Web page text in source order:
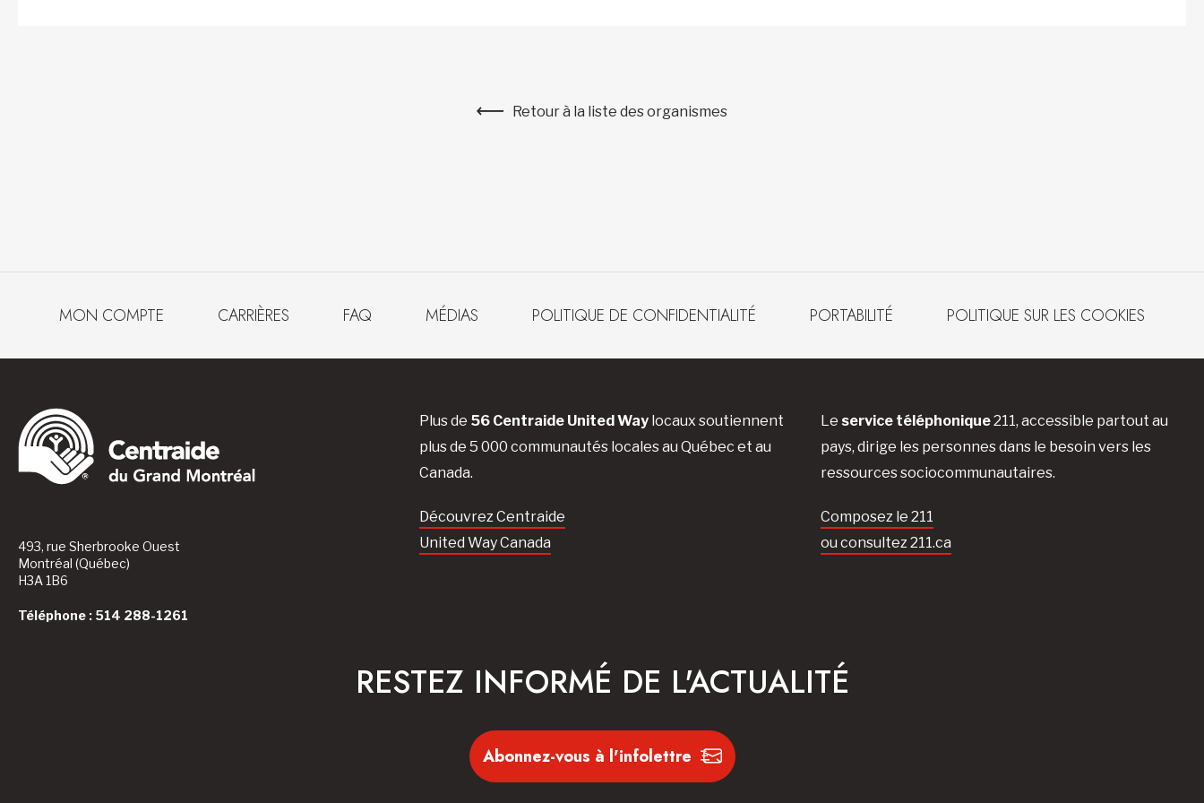
Retour à la liste des organismes
MON COMPTE CARRIÈRES FAQ MÉDIAS POLITIQUE DE CONFIDENTIALITÉ PORTABILITÉ POLITIQUE SUR LES COOKIES
493, rue Sherbrooke Ouest
Montréal (Québec)
H3A 1B6
Téléphone : 514 288-1261
Plus de 56 Centraide United Waylocaux soutiennent
plus de 5 000 communautés locales au Québec et au
Canada.
Découvrez Centraide
United Way Canada
Le service téléphonique211, accessible partout au
pays, dirige les personnes dans le besoin vers les
ressources sociocommunautaires.
Composez le 211
ou consultez 211.ca
RESTEZ INFORMÉ DE L'ACTUALITÉ
Abonnez-vous à l'infolettre